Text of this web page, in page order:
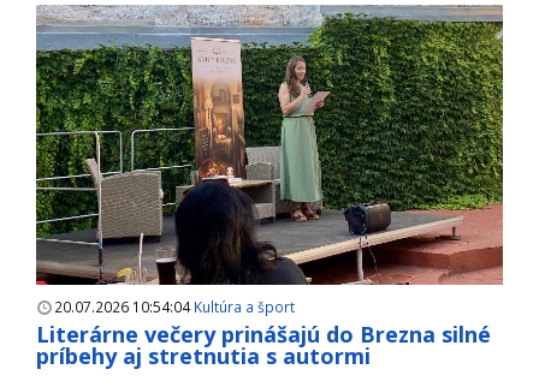
20.07.2026 10:54:04Kultúra a šport
Literárne večery prinášajú do Brezna silné
príbehy aj stretnutia s autormi